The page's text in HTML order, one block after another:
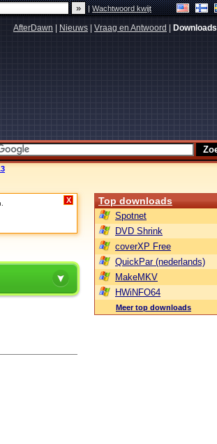
|Wachtwoord kwijt
AfterDawn Nieuws Vraag en Antwoord Downloads
X Top downloads
Spotnet
DVD Shrink
coverXP Free
QuickPar (nederlands)
MakeMKV
HWiNFO64
Meer top downloads